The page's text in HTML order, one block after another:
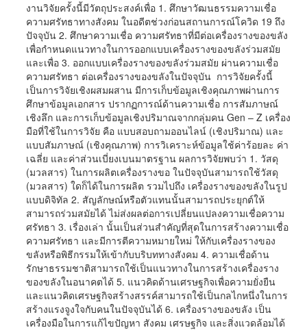
งานวิจัยครั้งนี้มีวัตถุประสงค์เพื่อ 1. ศึกษาวัฒนธรรมความเชื่อ
ความศรัทธาทางสังคม ในอดีตช่วงก่อนสถานการณ์โควิด 19 ถึง
ปัจจุบัน 2. ศึกษาความเชื่อ ความศรัทธาที่มีต่อเครื่องรางของขลัง
เพื่อกำหนดแนวทางในการออกแบบเครื่องรางของขลังร่วมสมัย
และเพื่อ 3. ออกแบบเครื่องรางของขลังร่วมสมัย ผ่านความเชื่อ
ความศรัทธา ต่อเครื่องรางของขลังในปัจจุบัน การวิจัยครั้งนี้
เป็นการวิจัยเชิงผสมผสาน มีการเก็บข้อมูลเชิงคุณภาพผ่านการ
ศึกษาข้อมูลเอกสาร ปรากฏการณ์ด้านความเชื่อ การสัมภาษณ์
เชิงลึก และการเก็บข้อมูลเชิงปริมาณจากกลุ่มคน Gen – Z เครื่อง
มือที่ใช้ในการวิจัย คือ แบบสอบถามออนไลน์ (เชิงปริมาณ) และ
แบบสัมภาษณ์ (เชิงคุณภาพ) การวิเคราะห์ข้อมูลใช้ค่าร้อยละ ค่า
เฉลี่ย และค่าส่วนเบี่ยงเบนมาตรฐาน ผลการวิจัยพบว่า 1. วัสดุ
(มวลสาร) ในการผลิตเครื่องรางขอ ในปัจจุบันสามารถใช้วัสดุ
(มวลสาร) ใดก็ได้ในการผลิต รวมไปถึง เครื่องรางของขลังในรูป
แบบดิจิทัล 2. สัญลักษณ์หรือตัวแทนนั้นสามารถประยุกต์ให้
สามารถร่วมสมัยได้ ไม่ส่งผลต่อการเปลี่ยนแปลงความเชื่อความ
ศรัทธา 3. เรื่องเล่า นั้นเป็นส่วนสำคัญที่สุดในการสร้างความเชื่อ
ความศรัทธา และมีการตีความหมายใหม่ ให้กับเครื่องรางของ
ขลังหรือพิธีกรรมให้เข้ากับบริบททางสังคม 4. ความเชื่อด้าน
รักษาธรรมชาติสามารถใช้เป็นแนวทางในการสร้างเครื่องราง
ของขลังในอนาคตได้ 5. แนวคิดด้านเศรษฐกิจเพื่อความยั่งยืน
และแนวคิดเศรษฐกิจสร้างสรรค์สามารถใช้เป็นกลไกหนึ่งในการ
สร้างแรงจูงใจกับคนในปัจจุบันได้ 6. เครื่องรางของขลัง เป็น
เครื่องมือในการแก้ไขปัญหา สังคม เศรษฐกิจ และสิ่งแวดล้อมได้